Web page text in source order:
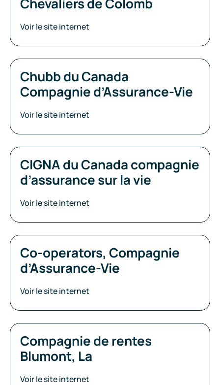
Voir le site internet
Chubb du Canada
Compagnie d’Assurance-Vie
Voir le site internet
CIGNA du Canada compagnie
d’assurance sur la vie
Voir le site internet
Co-operators, Compagnie
d’Assurance-Vie
Voir le site internet
Compagnie de rentes
Blumont, La
Voir le site internet